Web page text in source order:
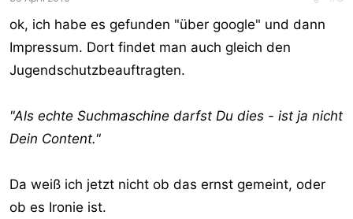
ok, ich habe es gefunden "über google" und dann
Impressum. Dort findet man auch gleich den
Jugendschutzbeauftragten.
"Als echte Suchmaschine darfst Du dies - ist ja nicht
Dein Content."
Da weiß ich jetzt nicht ob das ernst gemeint, oder
ob es Ironie ist.